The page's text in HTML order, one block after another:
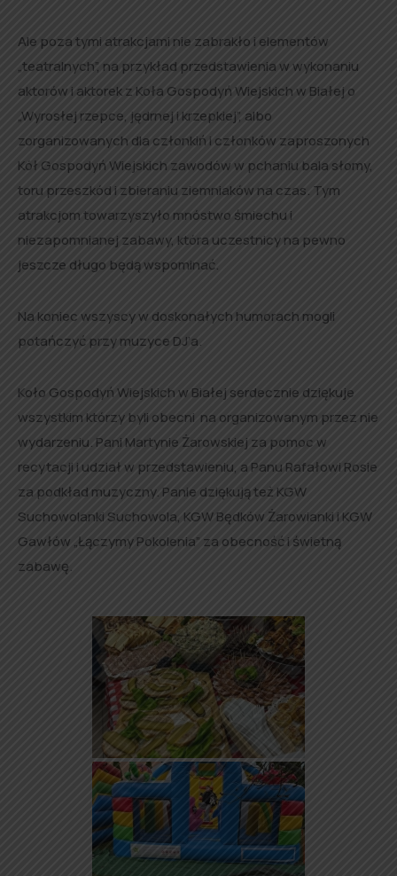
Ale poza tymi atrakcjami nie zabrakło i elementów
„teatralnych”, na przykład przedstawienia w wykonaniu
aktorów i aktorek z Koła Gospodyń Wiejskich w Białej o
„Wyrosłej rzepce, jędrnej i krzepkiej”, albo
zorganizowanych dla członkiń i członków zaproszonych
Kół Gospodyń Wiejskich zawodów w pchaniu bala słomy,
toru przeszkód i zbieraniu ziemniaków na czas. Tym
atrakcjom towarzyszyło mnóstwo śmiechu i
niezapomnianej zabawy, która uczestnicy na pewno
jeszcze długo będą wspominać.
Na koniec wszyscy w doskonałych humorach mogli
potańczyć przy muzyce DJ’a.
Koło Gospodyń Wiejskich w Białej serdecznie dziękuje
wszystkim którzy byli obecni na organizowanym przez nie
wydarzeniu. Pani Martynie Żarowskiej za pomoc w
recytacji i udział w przedstawieniu, a Panu Rafałowi Rosie
za podkład muzyczny. Panie dziękują też KGW
Suchowolanki Suchowola, KGW Będków Żarowianki i KGW
Gawłów „Łączymy Pokolenia” za obecność i świetną
zabawę.